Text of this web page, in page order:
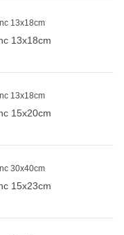
13x18cm
15x20cm
15x23cm